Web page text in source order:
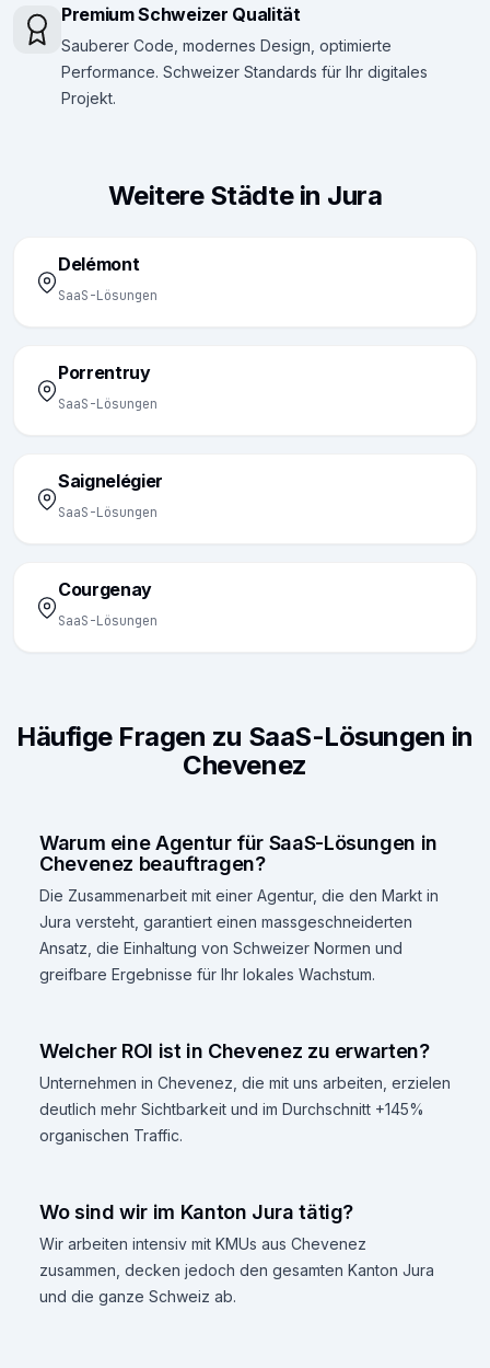
Premium Schweizer Qualität
Sauberer Code, modernes Design, optimierte
Performance. Schweizer Standards für Ihr digitales
Projekt.
Weitere Städte in Jura
Delémont
SaaS-Lösungen
Porrentruy
SaaS-Lösungen
Saignelégier
SaaS-Lösungen
Courgenay
SaaS-Lösungen
Häufige Fragen zu SaaS-Lösungen in
Chevenez
Warum eine Agentur für SaaS-Lösungen in
Chevenez beauftragen?
Die Zusammenarbeit mit einer Agentur, die den Markt in
Jura versteht, garantiert einen massgeschneiderten
Ansatz, die Einhaltung von Schweizer Normen und
greifbare Ergebnisse für Ihr lokales Wachstum.
Welcher ROI ist in Chevenez zu erwarten?
Unternehmen in Chevenez, die mit uns arbeiten, erzielen
deutlich mehr Sichtbarkeit und im Durchschnitt +145%
organischen Traffic.
Wo sind wir im Kanton Jura tätig?
Wir arbeiten intensiv mit KMUs aus Chevenez
zusammen, decken jedoch den gesamten Kanton Jura
und die ganze Schweiz ab.